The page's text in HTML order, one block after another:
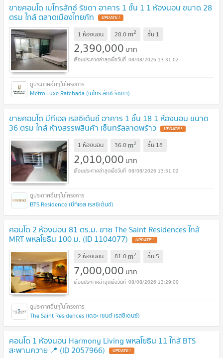
ขายคอนโด เมโทรลักซ์ รัชดา อาคาร 1 ชั้น 1 1 ห้องนอน ขนาด 28
ตรม ใกล้ ตลาดเมืองไทยภัท UPDATE !
1 ห้องนอน 28.0 m2 ชั้น 1
2,390,000 บาท
08/08/2026 13:31:02
Metro Luxe Ratchada (เมโทร ลักซ์ รัชดา)
ขายคอนโด บีทีเอส เรสซิเด้นซ์ อาคาร 1 ชั้น 18 1 ห้องนอน ขนาด
36 ตรม ใกล้ ห้างสรรพสินค้า เซ็นทรัลลาดพร้าว UPDATE !
1 ห้องนอน 36.0 m2 ชั้น 18
2,010,000 บาท
08/08/2026 13:31:02
BTS Residence (บีทีเอส เรสซิเด้นซ์)
คอนโด 2 ห้องนอน 81 ตร.ม. ขาย The Saint Residences ใกล้
MRT พหลโยธิน 100 ม. (ID 1104077) UPDATE !
2 ห้องนอน 81.0 m2 ชั้น 5
7,000,000 บาท
08/08/2026 13:29:00
The Saint Residences (เดอะ เซนต์ เรสซิเดนซ์)
คอนโด 1 ห้องนอน Harmony Living พหลโยธิน 11 ใกล้ BTS
สะพานควาย 📍 (ID 2057966) UPDATE !